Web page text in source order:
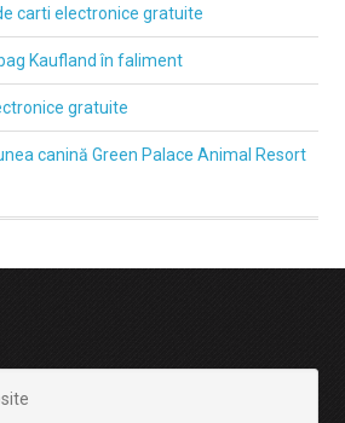
carti electronice gratuite
Kaufland în faliment
gratuite
canină Green Palace Animal Resort